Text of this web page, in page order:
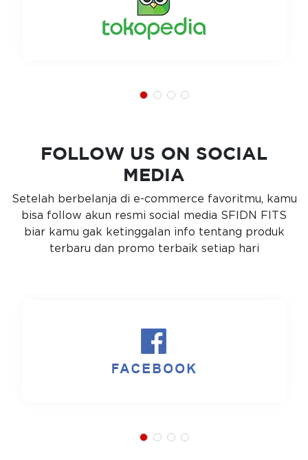
FOLLOW US ON SOCIAL
MEDIA
Setelah berbelanja di e-commerce favoritmu, kamu
bisa follow akun resmi social media SFIDN FITS
biar kamu gak ketinggalan info tentang produk
terbaru dan promo terbaik setiap hari